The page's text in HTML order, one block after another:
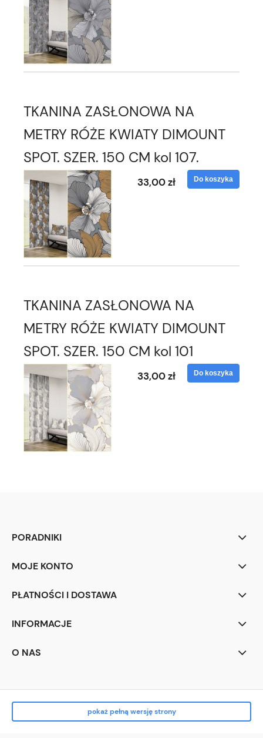
TKANINA ZASŁONOWA NA
METRY RÓŻE KWIATY DIMOUNT
SPOT. SZER. 150 CM kol 107.
33,00 zł Do koszyka
TKANINA ZASŁONOWA NA
METRY RÓŻE KWIATY DIMOUNT
SPOT. SZER. 150 CM kol 101
33,00 zł Do koszyka
PORADNIKI
MOJE KONTO
PŁATNOŚCI I DOSTAWA
INFORMACJE
O NAS
pokaż pełną wersję strony